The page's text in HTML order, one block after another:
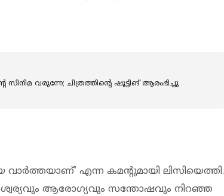
സിനിമ വരുന്നേ; ചിത്രത്തിന്റെ ഷൂട്ടിങ് ആരംഭിച്ചു
എന്ന കമന്റുമായി ലിസിയെത്തി.
ആരോഗ്യവും സന്തോഷവും നിറഞ്ഞ